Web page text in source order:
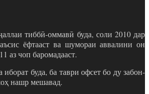
тиббӣ-оммавӣ буда, соли 2010 дар
ёфтааст ва шумораи аввалини он
аз чоп баромадааст.
буда, ба таври офсет бо ду забон-
нашр мешавад.